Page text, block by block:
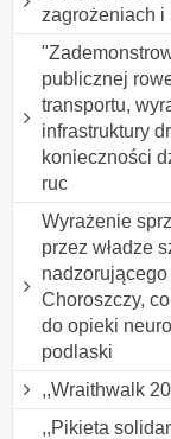
zagrożeniach
publicznej
transportu,
infrastruktury
konieczności
ruc
Wyrażenie
przez władze
Choroszczy,
do opieki
podlaski
,,Wraithwalk
,,Pikieta